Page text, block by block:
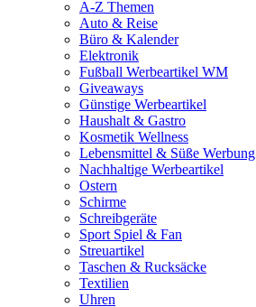
A-Z Themen
Auto & Reise
Büro & Kalender
Elektronik
Fußball Werbeartikel WM
Giveaways
Günstige Werbeartikel
Haushalt & Gastro
Kosmetik Wellness
Lebensmittel & Süße Werbung
Nachhaltige Werbeartikel
Ostern
Schirme
Schreibgeräte
Sport Spiel & Fan
Streuartikel
Taschen & Rucksäcke
Textilien
Uhren